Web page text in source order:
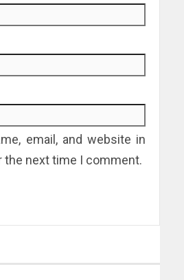
email, and website in
next time I comment.